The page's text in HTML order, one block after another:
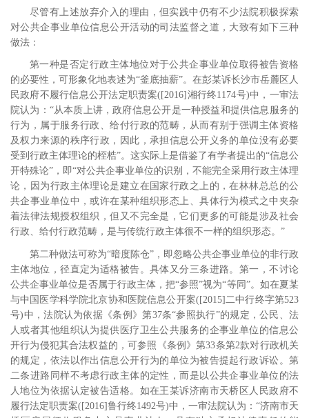
尽管有上述放弃介入的理由，但实践中仍有不少法院积极探索
对公共企事业单位信息公开活动的司法监督之道，大致有如下三种
做法：
第一种是否定行政主体地位对于公共企事业单位取得被告资格
的必要性，可形象化地表述为“釜底抽薪”。在彭某诉长沙市岳麓区人
民政府不履行信息公开法定职责案([2016] 湘行终1174号)中，一审法
院认为：“从本质上讲，政府信息公开是一种授益和提供信息服务的
行为，属于服务行政、给付行政的范畴，从而有别于强调主体资格
及权力来源的秩序行政，因此，承担信息公开义务的单位没有必要
受到行政主体理论的桎梏”。 这实际上是借鉴了有学者提出的“信息公
开特殊论”，即“对公共企事业单位的识别，不能完全采用行政主体理
论，因为行政主体理论是建立在国家行政之上的，在林林总总的公
共企事业单位中，或许在某种组织形态上、具体行为模式之中夹杂
着法律法规授权组织，但又不完全是，它们更多的可能是涉及社会
行政、给付行政范畴，是与传统行政主体很不一样的组织形态。”
第二种做法可称为“暗度陈仓”，即忽略公共企事业单位的非行政
主体地位，径直定为适格被告。具体又分三条进路。第一，不讨论
公共企事业单位是否属于行政主体，把“参照”视为“等同”。如在夏某
与中国医学科学院北京协和医院信息公开案([2015] 二中行终字第523
号)中，法院认为依据《条例》第37条“参照执行”的规定，公民、法
人或者其他组织认为提供医疗卫生公共服务的企事业单位的信息公
开行为侵犯其合法权益的，可参照《条例》第33条第2款对行政机关
的规定，依法以作出信息公开行为的单位为被告提起行政诉讼。第
二条进路同样不考虑行政主体的定性，而是以公共企事业单位的法
人地位为依据认定被告适格。如在王某诉济南市天桥区人民政府不
履行法定职责案([2016]鲁行终1492号)中，一审法院认为：“济南市天